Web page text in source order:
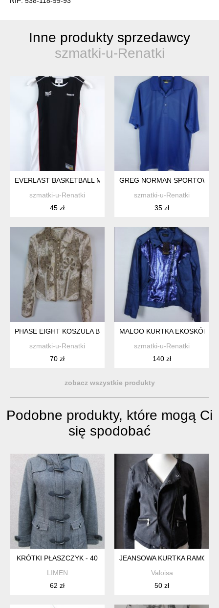
Inne produkty sprzedawcy
szmatki-u-Renatki
EVERLAST BASKETBALL MĘSKA KOSZULKA BEZ RĘKAWÓW /
szmatki-u-Renatki
45 zł
GREG NORMAN SPORTOWA
szmatki-u-Renatki
35 zł
PHASE EIGHT KOSZULA BLUZKA Z SIATECZKI Z APLIKACJAMI
szmatki-u-Renatki
70 zł
MALOO KURTKA EKOSKÓRA
szmatki-u-Renatki
140 zł
zobacz wszystkie produkty
Podobne produkty, które mogą Ci
się spodobać
KRÓTKI PŁASZCZYK - 40
LIMEN
62 zł
JEANSOWA KURTKA
Valoisa
50 zł